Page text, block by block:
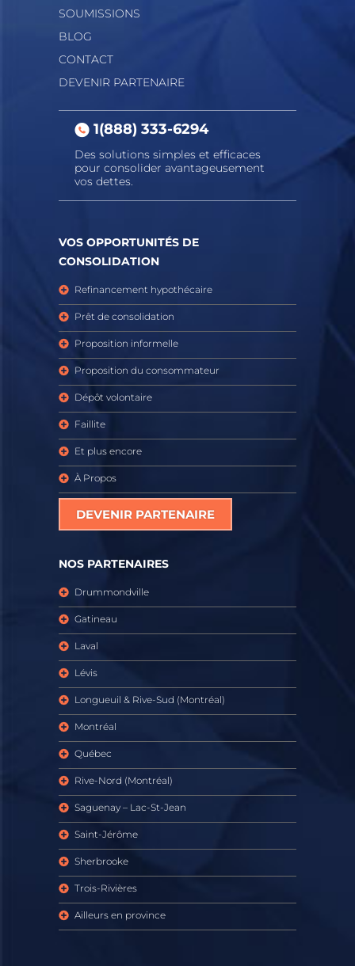
SOUMISSIONS
BLOG
CONTACT
DEVENIR PARTENAIRE
1(888) 333-6294
Des solutions simples et efficaces
pour consolider avantageusement
vos dettes.
VOS OPPORTUNITÉS DE
CONSOLIDATION
Refinancement hypothécaire
Prêt de consolidation
Proposition informelle
Proposition du consommateur
Dépôt volontaire
Faillite
Et plus encore
À Propos
DEVENIR PARTENAIRE
NOS PARTENAIRES
Drummondville
Gatineau
Laval
Lévis
Longueuil & Rive-Sud (Montréal)
Montréal
Québec
Rive-Nord (Montréal)
Saguenay – Lac-St-Jean
Saint-Jérôme
Sherbrooke
Trois-Rivières
Ailleurs en province